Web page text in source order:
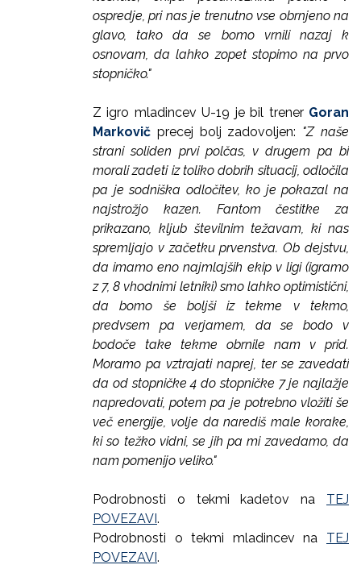
ospredje, pri nas je trenutno vse obrnjeno na
glavo, tako da se bomo vrnili nazaj k
osnovam, da lahko zopet stopimo na prvo
stopničko."
Z igro mladincev U-19 je bil trener Goran
Markovič precej bolj zadovoljen: "Z naše
strani soliden prvi polčas, v drugem pa bi
morali zadeti iz toliko dobrih situacij, odločila
pa je sodniška odločitev, ko je pokazal na
najstrožjo kazen. Fantom čestitke za
prikazano, kljub številnim težavam, ki nas
spremljajo v začetku prvenstva. Ob dejstvu,
da imamo eno najmlajših ekip v ligi (igramo
z 7, 8 vhodnimi letniki) smo lahko optimistični,
da bomo še boljši iz tekme v tekmo,
predvsem pa verjamem, da se bodo v
bodoče take tekme obrnile nam v prid.
Moramo pa vztrajati naprej, ter se zavedati
da od stopničke 4 do stopničke 7 je najlažje
napredovati, potem pa je potrebno vložiti še
več energije, volje da narediš male korake,
ki so težko vidni, se jih pa mi zavedamo, da
nam pomenijo veliko."
Podrobnosti o tekmi kadetov na TEJ
POVEZAVI.
Podrobnosti o tekmi mladincev na TEJ
POVEZAVI.